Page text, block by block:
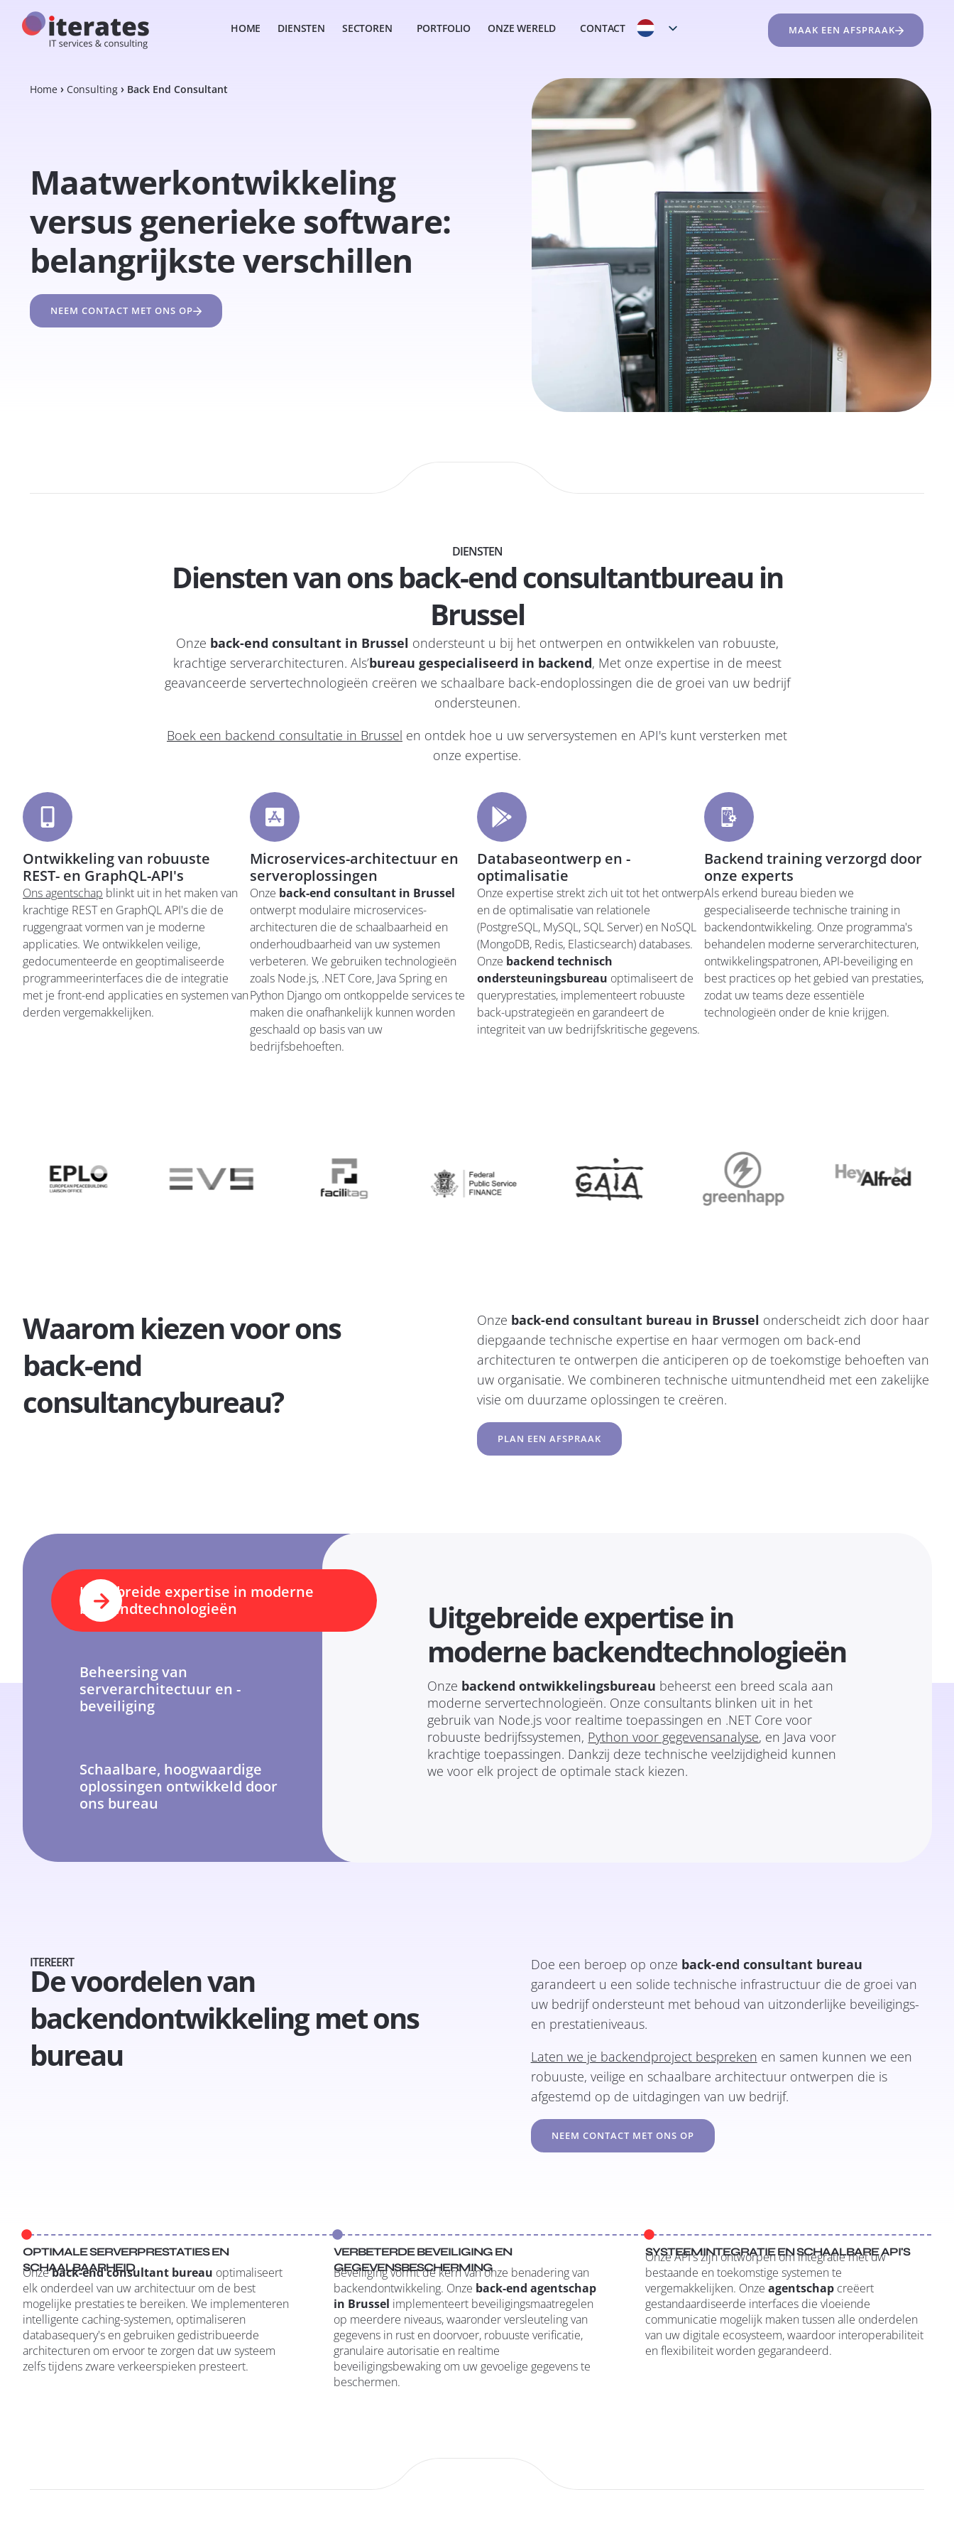
HOME DIENSTEN SECTOREN PORTFOLIO ONZE WERELD CONTACT MAAK EEN AFSPRAAK
Home Consulting Back End Consultant
Maatwerkontwikkeling
versus generieke software:
belangrijkste verschillen
NEEM CONTACT MET ONS OP
DIENSTEN
Diensten van ons back-end consultantbureau in
Brussel
Onze back-end consultant in Brussel ondersteunt u bij het ontwerpen en ontwikkelen van robuuste,
krachtige serverarchitecturen. Als’bureau gespecialiseerd in backend, Met onze expertise in de meest
geavanceerde servertechnologieën creëren we schaalbare back-endoplossingen die de groei van uw bedrijf
ondersteunen.
Boek een backend consultatie in Brussel en ontdek hoe u uw serversystemen en API's kunt versterken met
onze expertise.
Ontwikkeling van robuuste
REST- en GraphQL-API's
Ons agentschap blinkt uit in het maken van
krachtige REST en GraphQL API's die de
ruggengraat vormen van je moderne
applicaties. We ontwikkelen veilige,
gedocumenteerde en geoptimaliseerde
programmeerinterfaces die de integratie
met je front-end applicaties en systemen van
derden vergemakkelijken.
Microservices-architectuur en
serveroplossingen
Onze back-end consultant in Brussel
ontwerpt modulaire microservices-
architecturen die de schaalbaarheid en
onderhoudbaarheid van uw systemen
verbeteren. We gebruiken technologieën
zoals Node.js, .NET Core, Java Spring en
Python Django om ontkoppelde services te
maken die onafhankelijk kunnen worden
geschaald op basis van uw
bedrijfsbehoeften.
Databaseontwerp en -
optimalisatie
Onze expertise strekt zich uit tot het ontwerp
en de optimalisatie van relationele
(PostgreSQL, MySQL, SQL Server) en NoSQL
(MongoDB, Redis, Elasticsearch) databases.
Onze backend technisch
ondersteuningsbureau optimaliseert de
queryprestaties, implementeert robuuste
back-upstrategieën en garandeert de
integriteit van uw bedrijfskritische gegevens.
Backend training verzorgd door
onze experts
Als erkend bureau bieden we
gespecialiseerde technische training in
backendontwikkeling. Onze programma's
behandelen moderne serverarchitecturen,
ontwikkelingspatronen, API-beveiliging en
best practices op het gebied van prestaties,
zodat uw teams deze essentiële
technologieën onder de knie krijgen.
Waarom kiezen voor ons
back-end
consultancybureau?
Onze back-end consultant bureau in Brussel onderscheidt zich door haar
diepgaande technische expertise en haar vermogen om back-end
architecturen te ontwerpen die anticiperen op de toekomstige behoeften van
uw organisatie. We combineren technische uitmuntendheid met een zakelijke
visie om duurzame oplossingen te creëren.
PLAN EEN AFSPRAAK
Uitgebreide expertise in moderne
backendtechnologieën
Beheersing van
serverarchitectuur en -
beveiliging
Schaalbare, hoogwaardige
oplossingen ontwikkeld door
ons bureau
Uitgebreide expertise in
moderne backendtechnologieën
Onze backend ontwikkelingsbureau beheerst een breed scala aan
moderne servertechnologieën. Onze consultants blinken uit in het
gebruik van Node.js voor realtime toepassingen en .NET Core voor
robuuste bedrijfssystemen, Python voor gegevensanalyse, en Java voor
krachtige toepassingen. Dankzij deze technische veelzijdigheid kunnen
we voor elk project de optimale stack kiezen.
ITEREERT
De voordelen van
backendontwikkeling met ons
bureau
Doe een beroep op onze back-end consultant bureau
garandeert u een solide technische infrastructuur die de groei van
uw bedrijf ondersteunt met behoud van uitzonderlijke beveiligings-
en prestatieniveaus.
Laten we je backendproject bespreken en samen kunnen we een
robuuste, veilige en schaalbare architectuur ontwerpen die is
afgestemd op de uitdagingen van uw bedrijf.
NEEM CONTACT MET ONS OP
OPTIMALE SERVERPRESTATIES EN
SCHAALBAARHEID
Onzeback-end consultant bureau optimaliseert
elk onderdeel van uw architectuur om de best
mogelijke prestaties te bereiken. We implementeren
intelligente caching-systemen, optimaliseren
databasequery's en gebruiken gedistribueerde
architecturen om ervoor te zorgen dat uw systeem
zelfs tijdens zware verkeerspieken presteert.
VERBETERDE BEVEILIGING EN
GEGEVENSBESCHERMING
Beveiliging vormt de kern van onze benadering van
backendontwikkeling. Onze back-end agentschap
in Brussel implementeert beveiligingsmaatregelen
op meerdere niveaus, waaronder versleuteling van
gegevens in rust en doorvoer, robuuste verificatie,
granulaire autorisatie en realtime
beveiligingsbewaking om uw gevoelige gegevens te
beschermen.
SYSTEEMINTEGRATIE EN SCHAALBARE API'S
Onze API's zijn ontworpen om integratie met uw
bestaande en toekomstige systemen te
vergemakkelijken. Onze agentschap creëert
gestandaardiseerde interfaces die vloeiende
communicatie mogelijk maken tussen alle onderdelen
van uw digitale ecosysteem, waardoor interoperabiliteit
en flexibiliteit worden gegarandeerd.